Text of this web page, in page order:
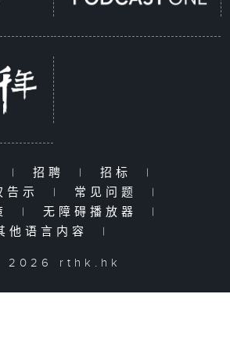
| 招聘 | 招标
|
告示
| 常见问题
|
| 无障碍播放器
|
他语言内容
|
2026 rthk.hk